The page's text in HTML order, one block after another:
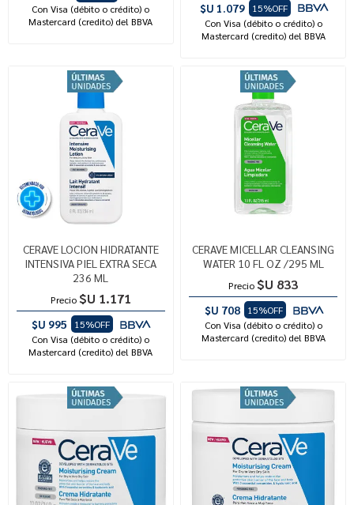
Con Visa (débito o crédito) o
Mastercard (credito) del BBVA
$U 1.079
15%OFF
Con Visa (débito o crédito) o
Mastercard (credito) del BBVA
CERAVE LOCION HIDRATANTE
INTENSIVA PIEL EXTRA SECA
236 ML
Precio $U 1.171
$U 995
15%OFF
Con Visa (débito o crédito) o
Mastercard (credito) del BBVA
CERAVE MICELLAR CLEANSING
WATER 10 FL OZ /295 ML
Precio $U 833
$U 708
15%OFF
Con Visa (débito o crédito) o
Mastercard (credito) del BBVA